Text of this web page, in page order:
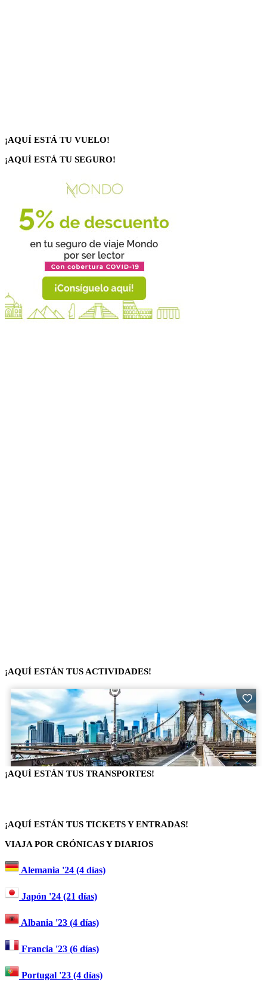
¡AQUÍ ESTÁ TU VUELO!
¡AQUÍ ESTÁ TU SEGURO!
¡AQUÍ ESTÁN TUS ACTIVIDADES!
¡AQUÍ ESTÁN TUS TRANSPORTES!
¡AQUÍ ESTÁN TUS TICKETS Y ENTRADAS!
VIAJA POR CRÓNICAS Y DIARIOS
Alemania '24 (4 días)
Japón '24 (21 días)
Albania '23 (4 días)
Francia '23 (6 días)
Portugal '23 (4 días)